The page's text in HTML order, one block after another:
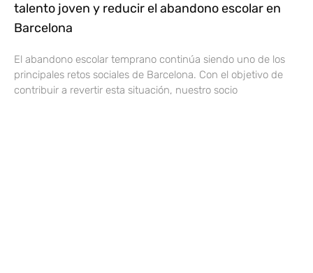
talento joven y reducir el abandono escolar en
Barcelona
El abandono escolar temprano continúa siendo uno de los
principales retos sociales de Barcelona. Con el objetivo de
contribuir a revertir esta situación, nuestro socio